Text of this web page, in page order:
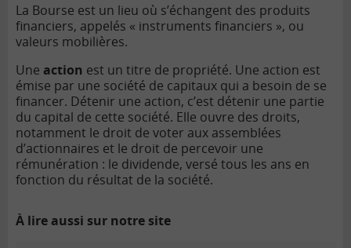
La Bourse est un lieu où s’échangent des produits
financiers, appelés « instruments financiers », ou
valeurs mobilières.
Une action est un titre de propriété. Une action est
émise par une société de capitaux qui a besoin de se
financer. Détenir une action, c’est détenir une partie
du capital de cette société. Elle ouvre des droits,
notamment le droit de voter aux assemblées
d’actionnaires et le droit de percevoir une
rémunération : le dividende, versé tous les ans en
fonction du résultat de la société.
À lire aussi sur notre site